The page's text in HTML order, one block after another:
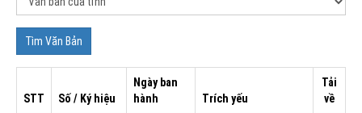
STT Số / Ký hiệu
Ngày ban
hành
Trích yếu
Tải
về